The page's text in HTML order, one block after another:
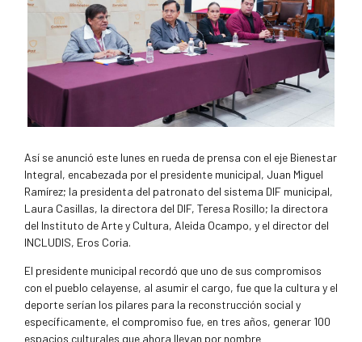
Así se anunció este lunes en rueda de prensa con el eje Bienestar
Integral, encabezada por el presidente municipal, Juan Miguel
Ramírez; la presidenta del patronato del sistema DIF municipal,
Laura Casillas, la directora del DIF, Teresa Rosillo; la directora
del Instituto de Arte y Cultura, Aleida Ocampo, y el director del
INCLUDIS, Eros Coria.
El presidente municipal recordó que uno de sus compromisos
con el pueblo celayense, al asumir el cargo, fue que la cultura y el
deporte serían los pilares para la reconstrucción social y
específicamente, el compromiso fue, en tres años, generar 100
espacios culturales que ahora llevan por nombre